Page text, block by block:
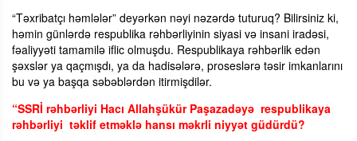
“Təxribatçı həmlələr” deyərkən nəyi nəzərdə tuturuq? Bilirsiniz ki,
həmin günlərdə respublika rəhbərliyinin siyasi və insani iradəsi,
fəaliyyəti tamamilə iflic olmuşdu. Respublikaya rəhbərlik edən
şəxslər ya qaçmışdı, ya da hadisələrə, proseslərə təsir imkanlarını
bu və ya başqa səbəblərdən itirmişdilər.
“SSRİ rəhbərliyi Hacı Allahşükür Paşazadəyə respublikaya
rəhbərliyi təklif etməklə hansı məkrli niyyət güdürdü?